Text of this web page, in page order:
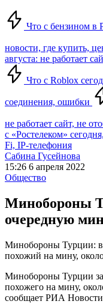
Что с бензином в
новости, где купить,
августа: не работает
Что с Roblox
соединения, ошибки
не работает сайт, не
с «Ростелеком»
Fi, IP-телефония
Сабина Гусейнова
15:26 6 апреля 2022
Общество
Минобороны
очередную
Минобороны Турции: в
похожий на мину,
Минобороны Турции
похожего на мину,
сообщает РИА